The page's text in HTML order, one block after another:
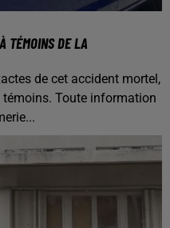
TÉMOINS DE LA
de cet accident mortel,
témoins. Toute information